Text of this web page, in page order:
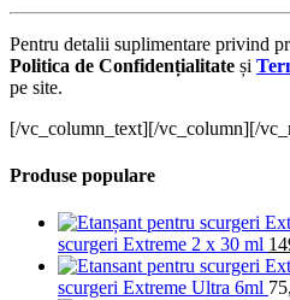
Pentru detalii suplimentare privind
Politica de Confidențialitate și
pe site.
[/vc_column_text][/vc_column][/
Produse populare
scurgeri Extreme 2 x 30 ml
scurgeri Extreme Ultra 6ml